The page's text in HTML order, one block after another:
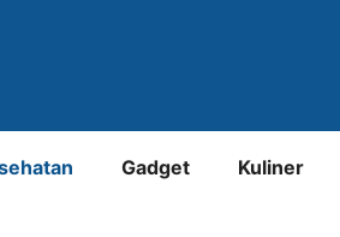
Gadget Kuliner